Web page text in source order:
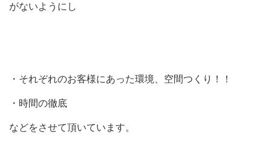
がないようにし
・それぞれのお客様にあった環境、空間つくり！！
・時間の徹底
などをさせて頂いています。